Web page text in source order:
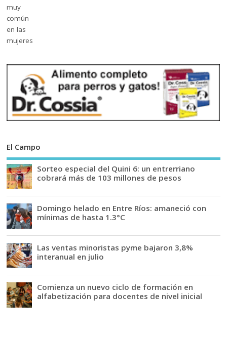
El Campo
Sorteo especial del Quini 6: un entrerriano
cobrará más de 103 millones de pesos
Domingo helado en Entre Ríos: amaneció con
mínimas de hasta 1.3°C
Las ventas minoristas pyme bajaron 3,8%
interanual en julio
Comienza un nuevo ciclo de formación en
alfabetización para docentes de nivel inicial